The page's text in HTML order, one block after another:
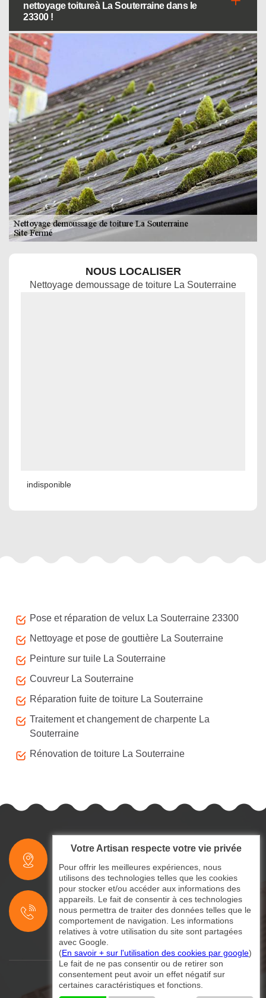
nettoyage toitureà La Souterraine dans le
23300 !
NOUS LOCALISER
Nettoyage demoussage de toiture La Souterraine
indisponible
Pose et réparation de velux La Souterraine 23300
Nettoyage et pose de gouttière La Souterraine
Peinture sur tuile La Souterraine
Couvreur La Souterraine
Réparation fuite de toiture La Souterraine
Traitement et changement de charpente La
Souterraine
Rénovation de toiture La Souterraine
indisponible
indisponible
©2024 - 2026 Tout droit réservé
Votre Artisan respecte votre vie privée
Pour offrir les meilleures expériences, nous
utilisons des technologies telles que les cookies
pour stocker et/ou accéder aux informations des
appareils. Le fait de consentir à ces technologies
nous permettra de traiter des données telles que le
comportement de navigation. Les informations
relatives à votre utilisation du site sont partagées
avec Google.
(En savoir + sur l'utilisation des cookies par google)
Le fait de ne pas consentir ou de retirer son
consentement peut avoir un effet négatif sur
certaines caractéristiques et fonctions.